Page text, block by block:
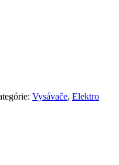
Vysávače, Elektro